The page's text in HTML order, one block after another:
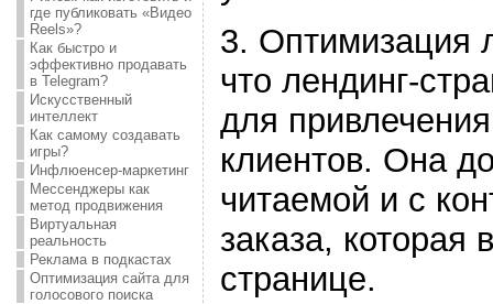
где публиковать «Видео
Reels»?
Как быстро и
эффективно продавать
в Telegram?
Искусственный
интеллект
Как самому создавать
игры?
Инфлюенсер-маркетинг
Мессенджеры как
метод продвижения
Виртуальная
реальность
Реклама в подкастах
Оптимизация сайта для
голосового поиска
3. Оптимизация
что лендинг-
для
клиентов. Она
читаемой и с
заказа, которая
странице.